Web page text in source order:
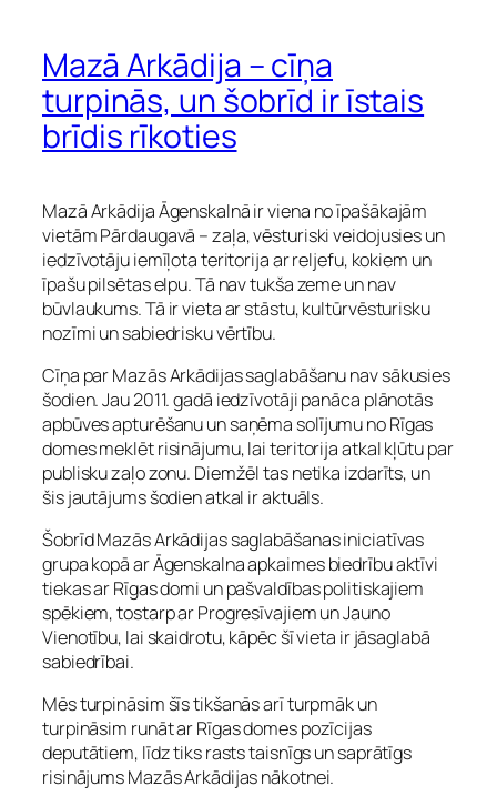
Mazā Arkādija – cīņa
turpinās, un šobrīd ir īstais
brīdis rīkoties
Mazā Arkādija Āgenskalnā ir viena no īpašākajām
vietām Pārdaugavā – zaļa, vēsturiski veidojusies un
iedzīvotāju iemīļota teritorija ar reljefu, kokiem un
īpašu pilsētas elpu. Tā nav tukša zeme un nav
būvlaukums. Tā ir vieta ar stāstu, kultūrvēsturisku
nozīmi un sabiedrisku vērtību.
Cīņa par Mazās Arkādijas saglabāšanu nav sākusies
šodien. Jau 2011. gadā iedzīvotāji panāca plānotās
apbūves apturēšanu un saņēma solījumu no Rīgas
domes meklēt risinājumu, lai teritorija atkal kļūtu par
publisku zaļo zonu. Diemžēl tas netika izdarīts, un
šis jautājums šodien atkal ir aktuāls.
Šobrīd Mazās Arkādijas saglabāšanas iniciatīvas
grupa kopā ar Āgenskalna apkaimes biedrību aktīvi
tiekas ar Rīgas domi un pašvaldības politiskajiem
spēkiem, tostarp ar Progresīvajiem un Jauno
Vienotību, lai skaidrotu, kāpēc šī vieta ir jāsaglabā
sabiedrībai.
Mēs turpināsim šīs tikšanās arī turpmāk un
turpināsim runāt ar Rīgas domes pozīcijas
deputātiem, līdz tiks rasts taisnīgs un saprātīgs
risinājums Mazās Arkādijas nākotnei.